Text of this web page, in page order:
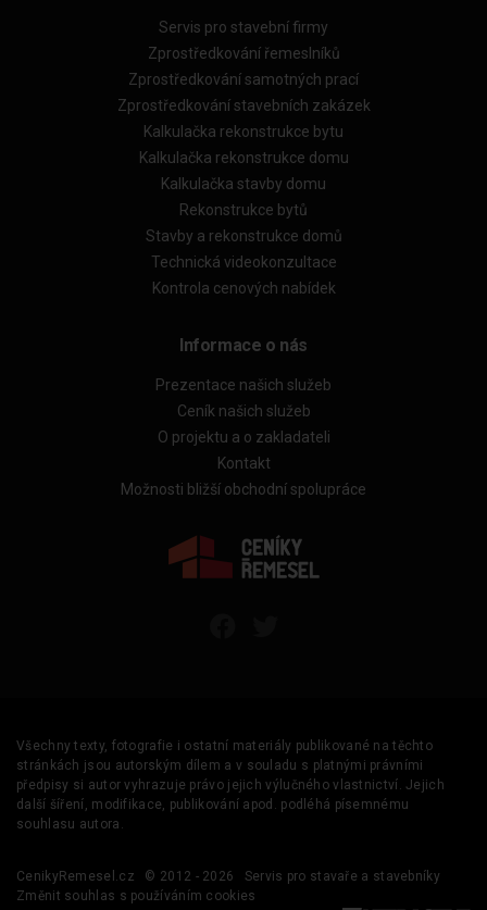
Servis pro stavební firmy
Zprostředkování řemeslníků
Zprostředkování samotných prací
Zprostředkování stavebních zakázek
Kalkulačka rekonstrukce bytu
Kalkulačka rekonstrukce domu
Kalkulačka stavby domu
Rekonstrukce bytů
Stavby a rekonstrukce domů
Technická videokonzultace
Kontrola cenových nabídek
Informace o nás
Prezentace našich služeb
Ceník našich služeb
O projektu a o zakladateli
Kontakt
Možnosti bližší obchodní spolupráce
Všechny texty, fotografie i ostatní materiály publikované na těchto
stránkách jsou autorským dílem a v souladu s platnými právními
předpisy si autor vyhrazuje právo jejich výlučného vlastnictví. Jejich
další šíření, modifikace, publikování apod. podléhá písemnému
souhlasu autora.
CenikyRemesel.cz © 2012 - 2026
Servis pro stavaře a stavebníky
Změnit souhlas s používáním cookies